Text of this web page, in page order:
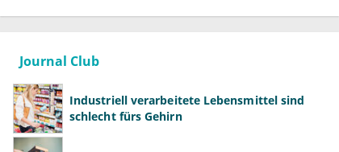
Journal Club
Industriell verarbeitete Lebensmittel sind
schlecht fürs Gehirn